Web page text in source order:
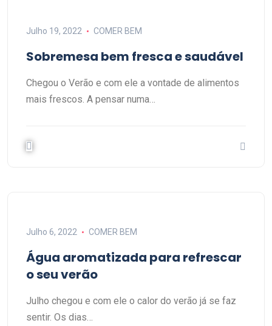
Julho 19, 2022 COMER BEM
Sobremesa bem fresca e saudável
Chegou o Verão e com ele a vontade de alimentos
mais frescos. A pensar numa…
Julho 6, 2022 COMER BEM
Água aromatizada para refrescar
o seu verão
Julho chegou e com ele o calor do verão já se faz
sentir. Os dias…